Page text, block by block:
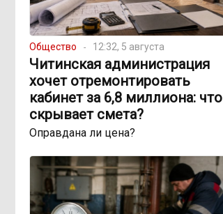
Общество 12:32, 5 августа
Читинская администрация
хочет отремонтировать
кабинет за 6,8 миллиона: что
скрывает смета?
Оправдана ли цена?